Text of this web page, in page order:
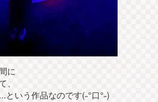
に
、
いう作品なのです(˶°口°˶)